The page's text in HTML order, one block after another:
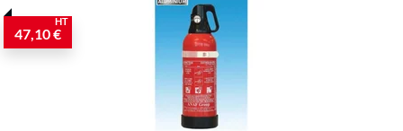
47,10 €
HT